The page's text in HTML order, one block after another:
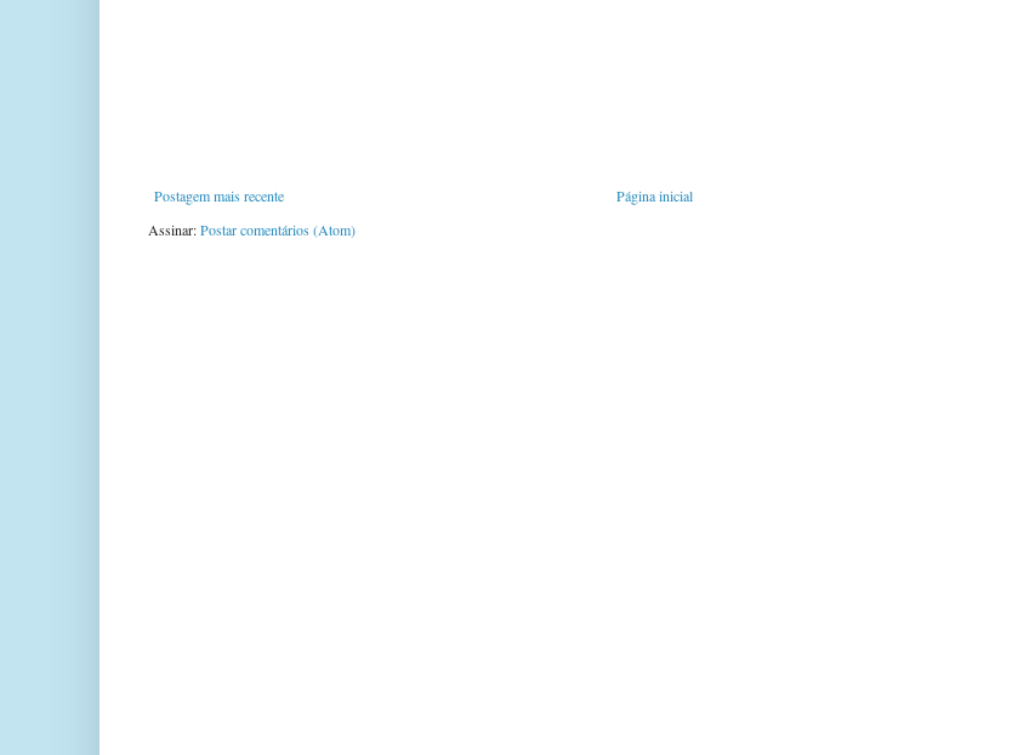
Postagem mais recente
Página inicial
Assinar:Postar comentários (Atom)